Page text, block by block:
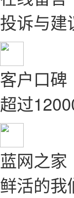
投诉与建
客户口碑
超过
蓝网之家
鲜活的我